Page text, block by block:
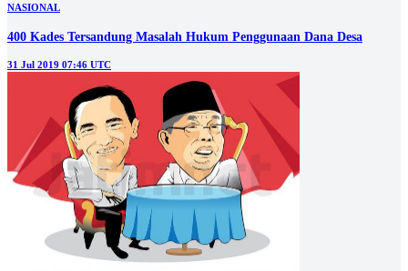
NASIONAL
400 Kades Tersandung Masalah Hukum Penggunaan Dana Desa
31 Jul 2019 07:46 UTC